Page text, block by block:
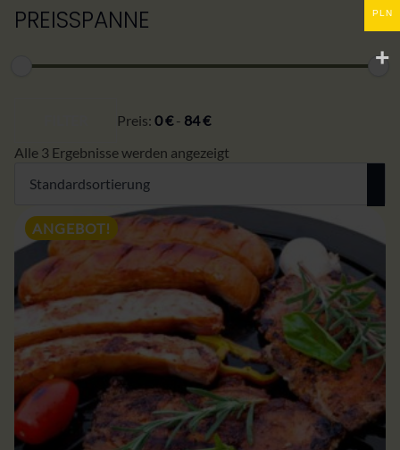
PREISSPANNE
Preis: 0 €- 84 €
Alle 3 Ergebnisse werden angezeigt
ANGEBOT!
PLN